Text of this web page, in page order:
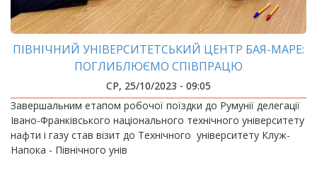
ПІВНІЧНИЙ УНІВЕРСИТЕТСЬКИЙ ЦЕНТР БАЯ-МАРЕ:
ПОГЛИБЛЮЄМО СПІВПРАЦЮ
СР, 25/10/2023 - 09:05
Завершальним етапом робочої поїздки до Румунії делегації
Івано-Франківського національного технічного університету
нафти і газу став візит до Технічного університету Клуж-
Напока - Північного унів